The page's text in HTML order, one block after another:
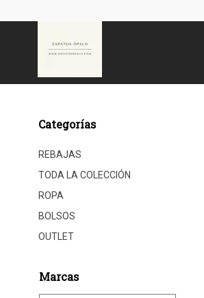
Categorías
REBAJAS
TODA LA COLECCIÓN
ROPA
BOLSOS
OUTLET
Marcas